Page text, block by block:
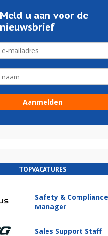
Meld u aan voor de
nieuwsbrief
TOPVACATURES
Safety & Compliance
Manager
Sales Support Staff